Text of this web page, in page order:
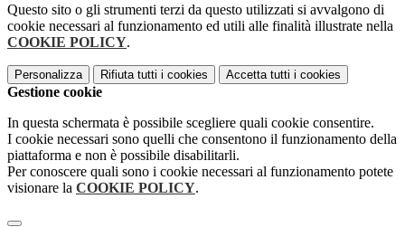
Questo sito o gli strumenti terzi da questo utilizzati si avvalgono di
cookie necessari al funzionamento ed utili alle finalità illustrate nella
COOKIE POLICY.
Personalizza Rifiuta tutti i cookies Accetta tutti i cookies
Gestione cookie
In questa schermata è possibile scegliere quali cookie consentire.
I cookie necessari sono quelli che consentono il funzionamento della
piattaforma e non è possibile disabilitarli.
Per conoscere quali sono i cookie necessari al funzionamento potete
visionare la COOKIE POLICY.